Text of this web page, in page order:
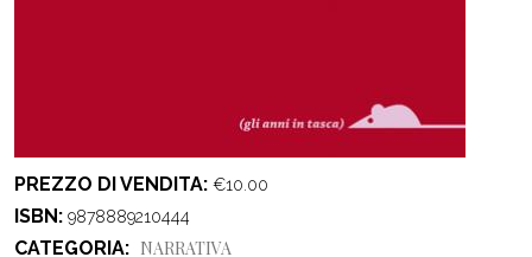
PREZZO DI VENDITA €10.00
ISBN 9878889210444
CATEGORIA
NARRATIVA